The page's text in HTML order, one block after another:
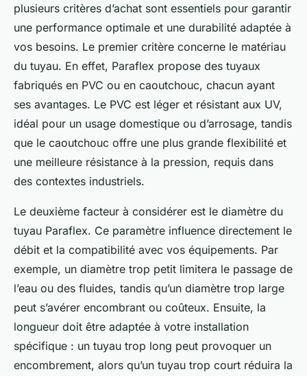
plusieurs critères d’achat sont essentiels pour garantir
une performance optimale et une durabilité adaptée à
vos besoins. Le premier critère concerne le matériau
du tuyau. En effet, Paraflex propose des tuyaux
fabriqués en PVC ou en caoutchouc, chacun ayant
ses avantages. Le PVC est léger et résistant aux UV,
idéal pour un usage domestique ou d’arrosage, tandis
que le caoutchouc offre une plus grande flexibilité et
une meilleure résistance à la pression, requis dans
des contextes industriels.
Le deuxième facteur à considérer est le diamètre du
tuyau Paraflex. Ce paramètre influence directement le
débit et la compatibilité avec vos équipements. Par
exemple, un diamètre trop petit limitera le passage de
l’eau ou des fluides, tandis qu’un diamètre trop large
peut s’avérer encombrant ou coûteux. Ensuite, la
longueur doit être adaptée à votre installation
spécifique : un tuyau trop long peut provoquer un
encombrement, alors qu’un tuyau trop court réduira la